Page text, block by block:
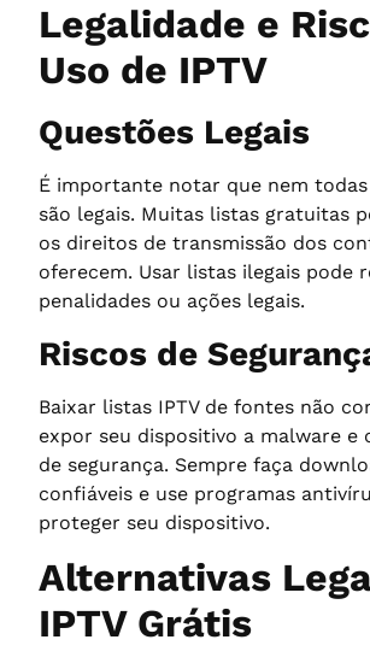
Legalidade e
Uso de IPTV
Questões Legais
É importante notar que nem todas
são legais. Muitas listas gratuitas
os direitos de transmissão dos
oferecem. Usar listas ilegais pode
penalidades ou ações legais.
Riscos de
Baixar listas IPTV de fontes não
expor seu dispositivo a malware e
de segurança. Sempre faça
confiáveis e use programas
proteger seu dispositivo.
Alternativas
IPTV Grátis